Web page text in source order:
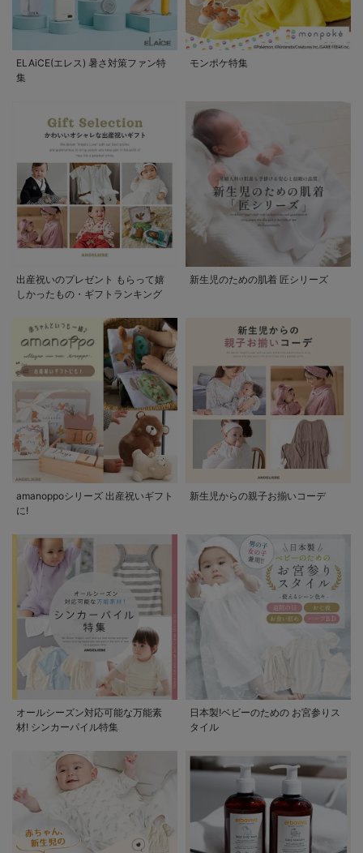
ELAiCE(エレス) 暑さ対策ファン特
集
モンポケ特集
出産祝いのプレゼント もらって嬉
しかったもの・ギフトランキング
新生児のための肌着 匠シリーズ
amanoppoシリーズ 出産祝いギフト
に!
新生児からの親子お揃いコーデ
オールシーズン対応可能な万能素
材! シンカーパイル特集
日本製!ベビーのための お宮参りス
タイル